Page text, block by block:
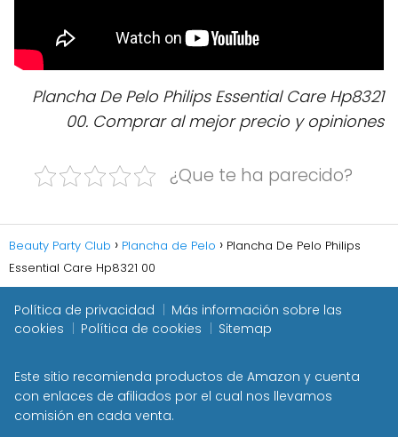
Plancha De Pelo Philips Essential Care Hp8321
00. Comprar al mejor precio y opiniones
¿Que te ha parecido?
Beauty Party Club Plancha de Pelo
Plancha De Pelo Philips
Essential Care Hp8321 00
Política de privacidad
Más información sobre las
cookies
Política de cookies Sitemap
Este sitio recomienda productos de Amazon y cuenta
con enlaces de afiliados por el cual nos llevamos
comisión en cada venta.